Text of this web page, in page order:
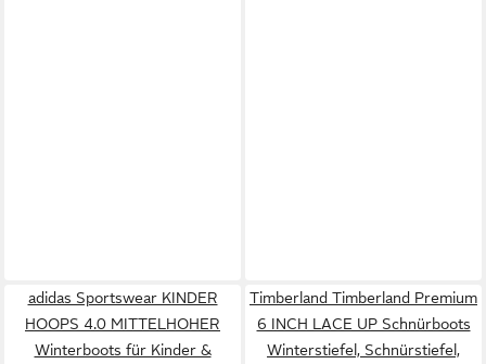
adidas Sportswear KINDER
HOOPS 4.0 MITTELHOHER
Winterboots für Kinder &
Timberland Timberland Premium
6 INCH LACE UP Schnürboots
Winterstiefel, Schnürstiefel,